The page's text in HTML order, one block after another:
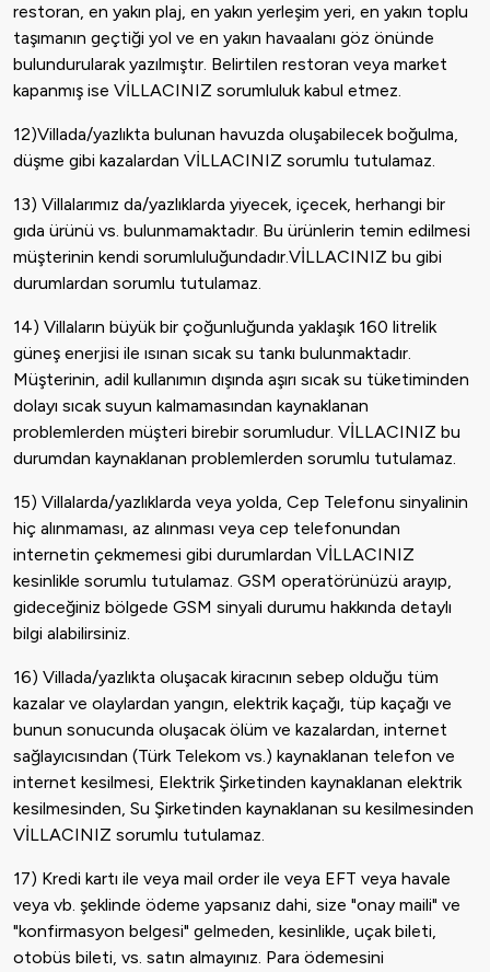
restoran, en yakın plaj, en yakın yerleşim yeri, en yakın toplu
taşımanın geçtiği yol ve en yakın havaalanı göz önünde
bulundurularak yazılmıştır. Belirtilen restoran veya market
kapanmış ise VİLLACINIZ sorumluluk kabul etmez.
12)Villada/yazlıkta bulunan havuzda oluşabilecek boğulma,
düşme gibi kazalardan VİLLACINIZ sorumlu tutulamaz.
13) Villalarımız da/yazlıklarda yiyecek, içecek, herhangi bir
gıda ürünü vs. bulunmamaktadır. Bu ürünlerin temin edilmesi
müşterinin kendi sorumluluğundadır.VİLLACINIZ bu gibi
durumlardan sorumlu tutulamaz.
14) Villaların büyük bir çoğunluğunda yaklaşık 160 litrelik
güneş enerjisi ile ısınan sıcak su tankı bulunmaktadır.
Müşterinin, adil kullanımın dışında aşırı sıcak su tüketiminden
dolayı sıcak suyun kalmamasından kaynaklanan
problemlerden müşteri birebir sorumludur. VİLLACINIZ bu
durumdan kaynaklanan problemlerden sorumlu tutulamaz.
15) Villalarda/yazlıklarda veya yolda, Cep Telefonu sinyalinin
hiç alınmaması, az alınması veya cep telefonundan
internetin çekmemesi gibi durumlardan VİLLACINIZ
kesinlikle sorumlu tutulamaz. GSM operatörünüzü arayıp,
gideceğiniz bölgede GSM sinyali durumu hakkında detaylı
bilgi alabilirsiniz.
16) Villada/yazlıkta oluşacak kiracının sebep olduğu tüm
kazalar ve olaylardan yangın, elektrik kaçağı, tüp kaçağı ve
bunun sonucunda oluşacak ölüm ve kazalardan, internet
sağlayıcısından (Türk Telekom vs.) kaynaklanan telefon ve
internet kesilmesi, Elektrik Şirketinden kaynaklanan elektrik
kesilmesinden, Su Şirketinden kaynaklanan su kesilmesinden
VİLLACINIZ sorumlu tutulamaz.
17) Kredi kartı ile veya mail order ile veya EFT veya havale
veya vb. şeklinde ödeme yapsanız dahi, size "onay maili" ve
"konfirmasyon belgesi" gelmeden, kesinlikle, uçak bileti,
otobüs bileti, vs. satın almayınız. Para ödemesini